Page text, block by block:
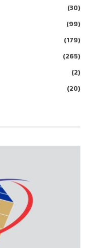
(30)
(99)
(179)
(265)
(2)
(20)